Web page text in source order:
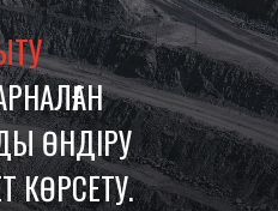
ӨНДІРУ
КӨРСЕТУ.